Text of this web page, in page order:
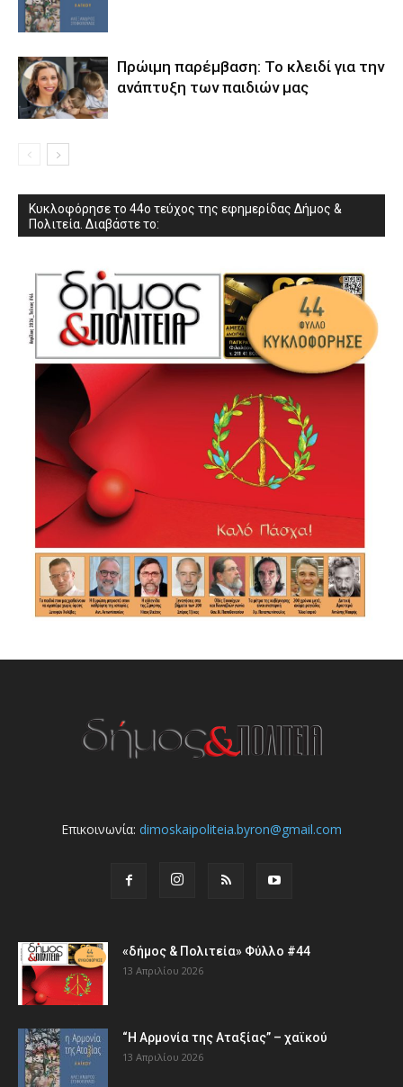
Πρώιμη παρέμβαση: Το κλειδί για την
ανάπτυξη των παιδιών µας
Κυκλοφόρησε το 44ο τεύχος της εφημερίδας Δήμος &
Πολιτεία. Διαβάστε το:
Επικοινωνία: dimoskaipoliteia.byron@gmail.com
«δήμος & Πολιτεία» Φύλλο #44
13 Απριλίου 2026
“Η Αρμονία της Αταξίας” – χαϊκού
13 Απριλίου 2026